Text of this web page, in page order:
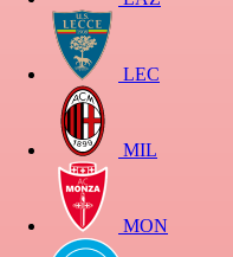
LEC
MIL
MON